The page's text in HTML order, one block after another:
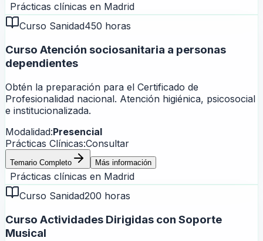
Prácticas clínicas en Madrid
Curso Sanidad450 horas
Curso Atención sociosanitaria a personas
dependientes
Obtén la preparación para el Certificado de
Profesionalidad nacional. Atención higiénica, psicosocial
e institucionalizada.
Modalidad:Presencial
Prácticas Clínicas:Consultar
Temario Completo Más información
Prácticas clínicas en Madrid
Curso Sanidad200 horas
Curso Actividades Dirigidas con Soporte
Musical